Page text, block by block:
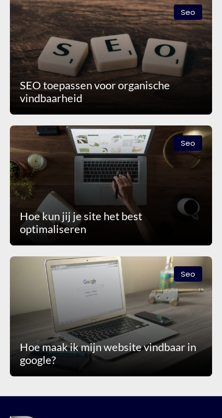
Seo
SEO toepassen voor organische
vindbaarheid
Seo
Hoe kun jij je site het best
optimaliseren
Seo
Hoe maak ik mijn website vindbaar in
google?